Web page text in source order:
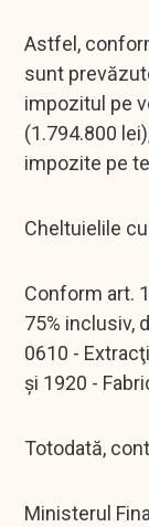
Astfel,
sunt
impozitul pe
(1.794.800
impozite pe
Cheltuielile
Conform art.
75% inclusiv,
0610 -
şi 1920 -
Totodată,
Ministerul